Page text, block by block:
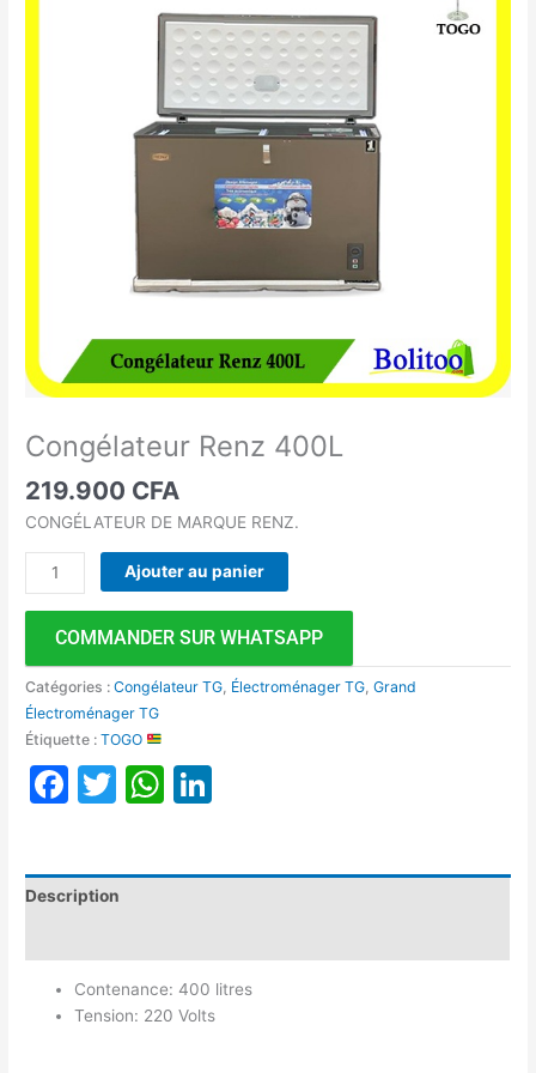
Congélateur Renz 400L
219.900 CFA
CONGÉLATEUR DE MARQUE RENZ.
Ajouter au panier
COMMANDER SUR WHATSAPP
Catégories :Congélateur TG Électroménager TG ,Grand
Électroménager TG
Étiquette :TOGO
Facebook
TwitterWhatsApp
Description
Contenance: 400 litres
Tension: 220 Volts